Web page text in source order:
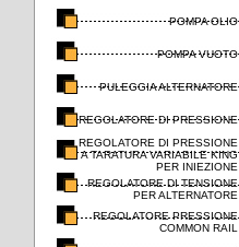
POMPA OLIO
POMPA VUOTO
PULEGGIA ALTERNATORE
REGOLATORE DI PRESSIONE
REGOLATORE DI PRESSIONE
A TARATURA VARIABILE KING
PER INIEZIONE
REGOLATORE DI TENSIONE
PER ALTERNATORE
REGOLATORE PRESSIONE
COMMON RAIL